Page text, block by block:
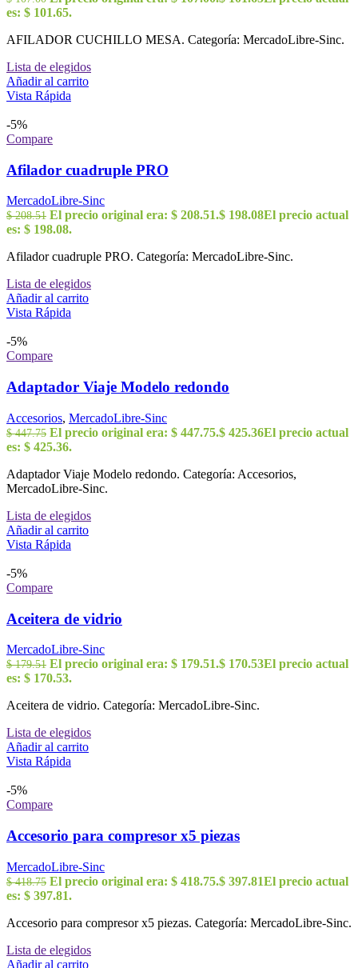
es: $ 101.65.
AFILADOR CUCHILLO MESA. Categoría: MercadoLibre-Sinc.
Lista de elegidos
Añadir al carrito
Vista Rápida
-5%
Compare
Afilador cuadruple PRO
MercadoLibre-Sinc
$208.51 El precio original era: $ 208.51.$ 198.08El precio actual
es: $ 198.08.
Afilador cuadruple PRO. Categoría: MercadoLibre-Sinc.
Lista de elegidos
Añadir al carrito
Vista Rápida
-5%
Compare
Adaptador Viaje Modelo redondo
Accesorios, MercadoLibre-Sinc
$447.75 El precio original era: $ 447.75.$ 425.36El precio actual
es: $ 425.36.
Adaptador Viaje Modelo redondo. Categoría: Accesorios,
MercadoLibre-Sinc.
Lista de elegidos
Añadir al carrito
Vista Rápida
-5%
Compare
Aceitera de vidrio
MercadoLibre-Sinc
$179.51 El precio original era: $ 179.51.$ 170.53El precio actual
es: $ 170.53.
Aceitera de vidrio. Categoría: MercadoLibre-Sinc.
Lista de elegidos
Añadir al carrito
Vista Rápida
-5%
Compare
Accesorio para compresor x5 piezas
MercadoLibre-Sinc
$418.75 El precio original era: $ 418.75.$ 397.81El precio actual
es: $ 397.81.
Accesorio para compresor x5 piezas. Categoría: MercadoLibre-Sinc.
Lista de elegidos
Añadir al carrito